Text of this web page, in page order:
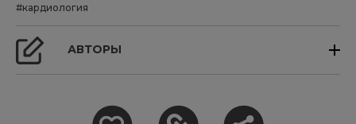
#кардиология
АВТОРЫ